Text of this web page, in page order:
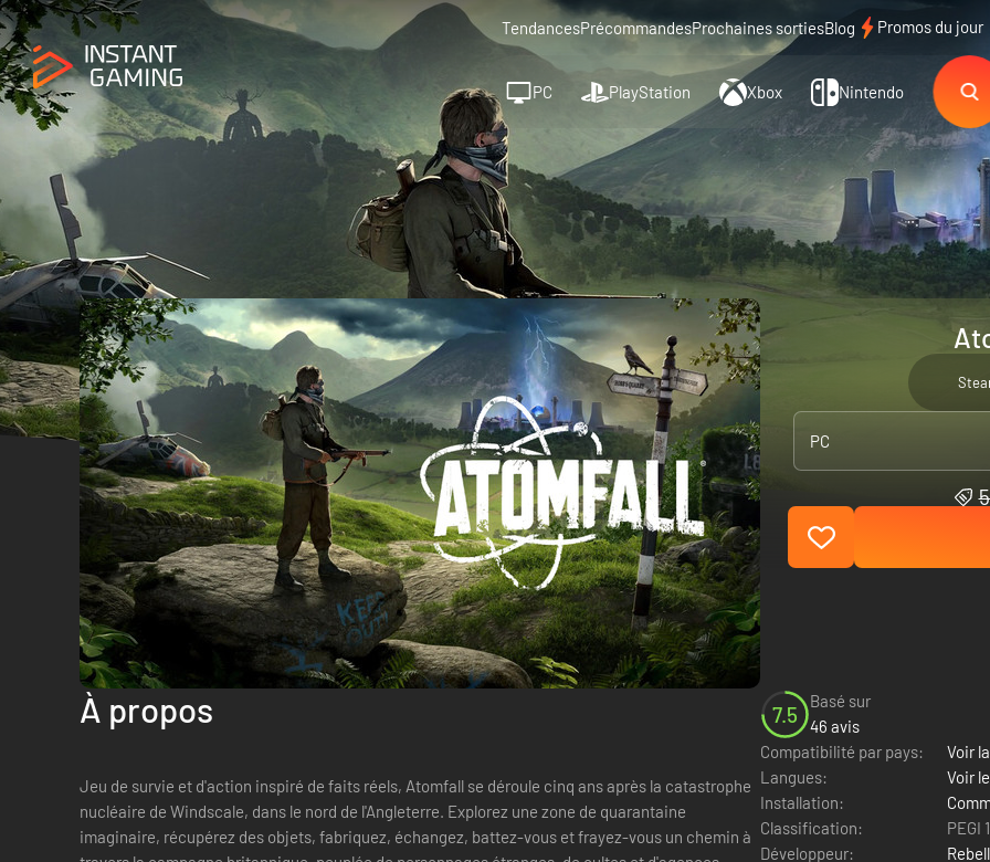
TendancesPrécommandesProchaines sortiesBlog Promos du jour
PC PlayStation Xbox Nintendo
PC
À propos
Jeu de survie et d'action inspiré de faits réels, Atomfall se déroule cinq ans après la catastrophe
nucléaire de Windscale, dans le nord de l'Angleterre. Explorez une zone de quarantaine
imaginaire, récupérez des objets, fabriquez, échangez, battez-vous et frayez-vous un chemin à
7.5
Basé sur
46 avis
Compatibilité par pays:
Voir
Langues:
Voir
Installation:
Classification:
PEGI
Développeur: